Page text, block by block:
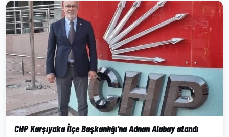
CHP Karşıyaka İlçe Başkanlığı'na Adnan Alabay atandı